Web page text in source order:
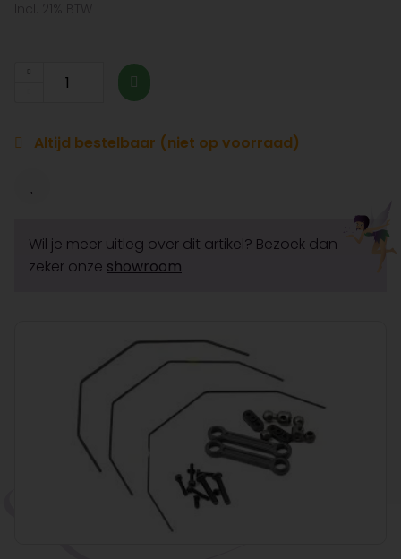
Altijd bestelbaar (niet op voorraad)
Wil je meer uitleg over dit artikel? Bezoek dan
zeker onze showroom.